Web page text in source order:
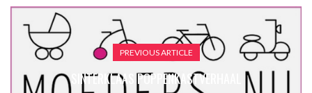
PREVIOUS ARTICLE
SINTERKLAAS POPPENKASTVERHAAL